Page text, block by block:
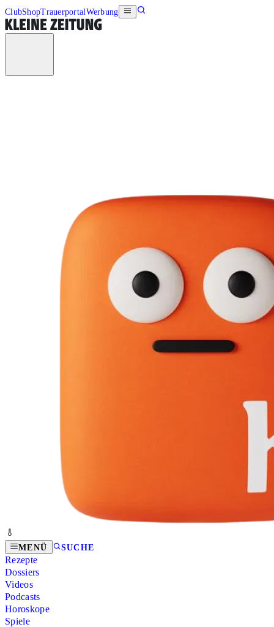
ClubShopTrauerportalWerbung
MENÜ SUCHE
Rezepte
Dossiers
Videos
Podcasts
Horoskope
Spiele